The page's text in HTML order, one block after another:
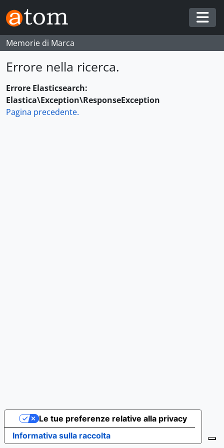
Skip to main content
Memorie di Marca
Errore nella ricerca.
Errore Elasticsearch:
Elastica\Exception\ResponseException
Pagina precedente.
Informativa sulla raccolta
Le tue preferenze relative alla privacy